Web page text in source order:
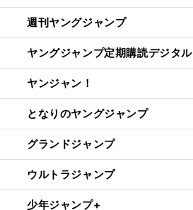
週刊ヤングジャンプ
ヤングジャンプ定期購読デジタル
ヤンジャン！
となりのヤングジャンプ
グランドジャンプ
ウルトラジャンプ
少年ジャンプ+